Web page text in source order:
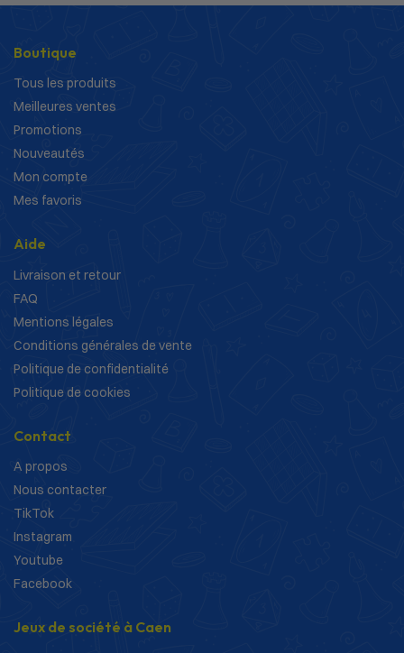
Boutique
Tous les produits
Meilleures ventes
Promotions
Nouveautés
Mon compte
Mes favoris
Aide
Livraison et retour
FAQ
Mentions légales
Conditions générales de vente
Politique de confidentialité
Politique de cookies
Contact
A propos
Nous contacter
TikTok
Instagram
Youtube
Facebook
Jeux de société à Caen